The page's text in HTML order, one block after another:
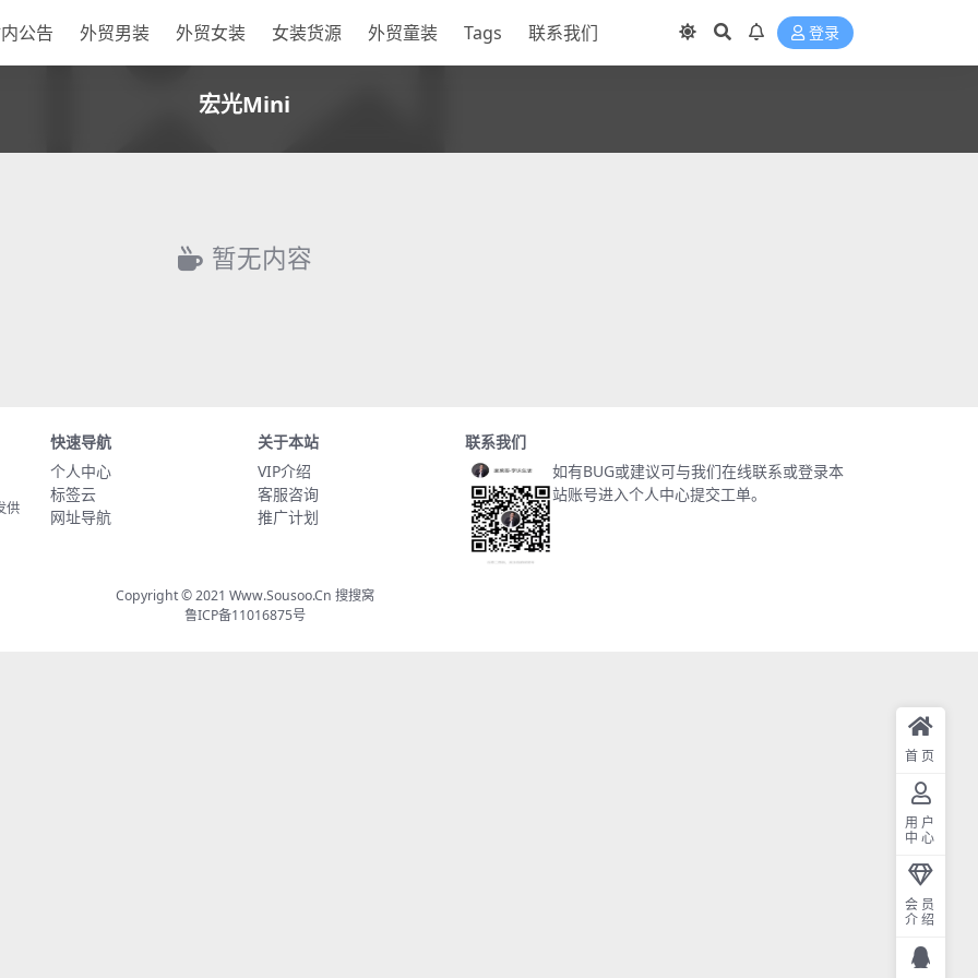
公告 外贸男装 外贸女装 女装货源 外贸童装 Tags 联系我们 登录
宏光Mini
暂无内容
供
快速导航
个人中心
标签云
网址导航
关于本站
VIP介绍
客服咨询
推广计划
联系我们
如有BUG或建议可与我们在线联系或登录本
站账号进入个人中心提交工单。
Copyright © 2021 Www.Sousoo.Cn 搜搜窝
鲁ICP备11016875号
首页
用户
中心
会员
介绍